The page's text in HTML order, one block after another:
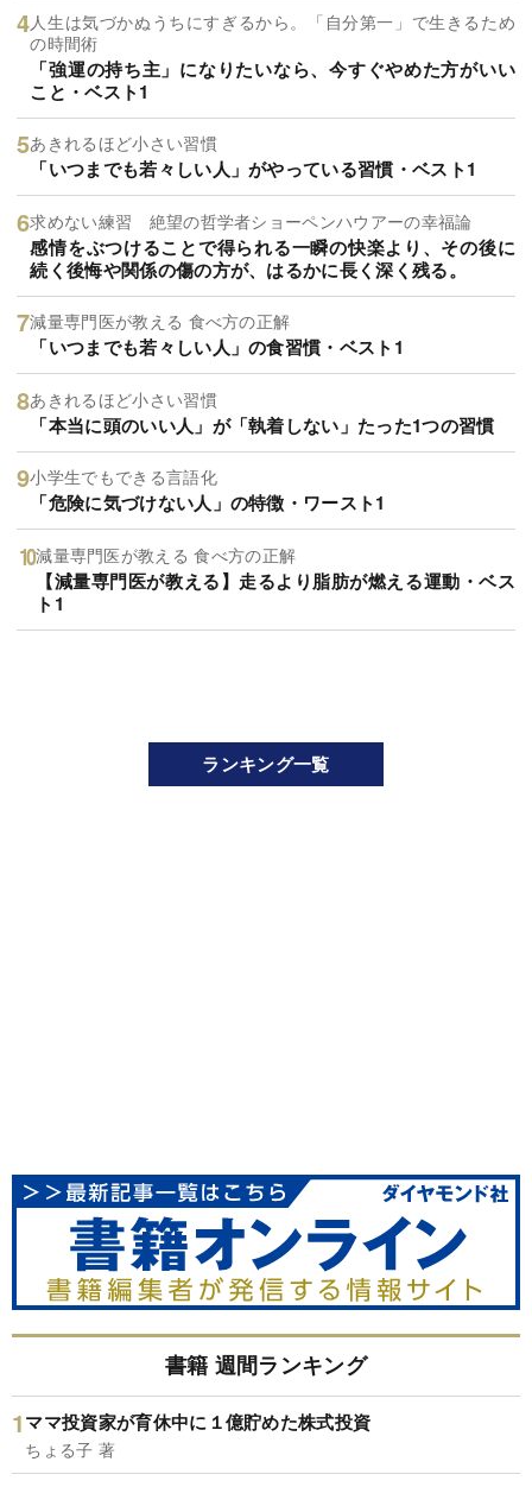
人生は気づかぬうちにすぎるから。「自分第一」で生きるため
の時間術
「強運の持ち主」になりたいなら、今すぐやめた方がいい
こと・ベスト1
あきれるほど小さい習慣
「いつまでも若々しい人」がやっている習慣・ベスト1
求めない練習 絶望の哲学者ショーペンハウアーの幸福論
感情をぶつけることで得られる一瞬の快楽より、その後に
続く後悔や関係の傷の方が、はるかに長く深く残る。
減量専門医が教える 食べ方の正解
「いつまでも若々しい人」の食習慣・ベスト1
あきれるほど小さい習慣
「本当に頭のいい人」が「執着しない」たった1つの習慣
小学生でもできる言語化
「危険に気づけない人」の特徴・ワースト1
減量専門医が教える 食べ方の正解
【減量専門医が教える】走るより脂肪が燃える運動・ベス
ト1
ランキング一覧
書籍 週間ランキング
ママ投資家が育休中に１億貯めた株式投資
ちょる子 著